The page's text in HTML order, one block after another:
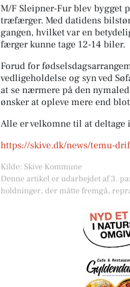
M/F Sleipner-Fur blev bygget
træfærger. Med datidens
gangen, hvilket var en
færger kunne tage 12-14 biler.
Forud for
vedligeholdelse og syn ved
at se nærmere på den
ønsker at opleve mere end
Alle er velkomne til at
https://skive.dk/news/temu-
Kilde: Skive Kommune
Denne artikel er udarbejdet af 3.
holdninger, der måtte fremgå,
SUVERÆN
masser af gode tilbud og en
2026 Fra kl 13-17 Viborgvej
Åbn opslaget